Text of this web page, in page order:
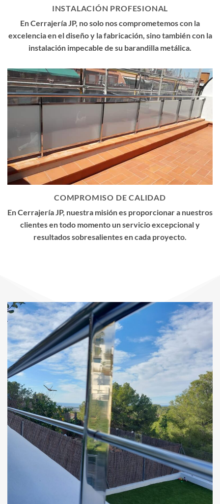
INSTALACIÓN PROFESIONAL
En Cerrajería JP, no solo nos comprometemos con la
excelencia en el diseño y la fabricación, sino también con la
instalación impecable de su barandilla metálica.
COMPROMISO DE CALIDAD
En Cerrajería JP, nuestra misión es proporcionar a nuestros
clientes en todo momento un servicio excepcional y
resultados sobresalientes en cada proyecto.